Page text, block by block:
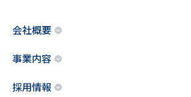
会社概要
事業内容
採用情報